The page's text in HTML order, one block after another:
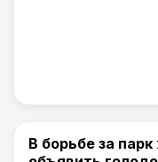
Общество /
В борьбе за